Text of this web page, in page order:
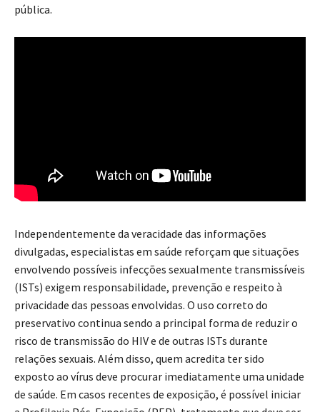
pública.
Independentemente da veracidade das informações
divulgadas, especialistas em saúde reforçam que situações
envolvendo possíveis infecções sexualmente transmissíveis
(ISTs) exigem responsabilidade, prevenção e respeito à
privacidade das pessoas envolvidas. O uso correto do
preservativo continua sendo a principal forma de reduzir o
risco de transmissão do HIV e de outras ISTs durante
relações sexuais. Além disso, quem acredita ter sido
exposto ao vírus deve procurar imediatamente uma unidade
de saúde. Em casos recentes de exposição, é possível iniciar